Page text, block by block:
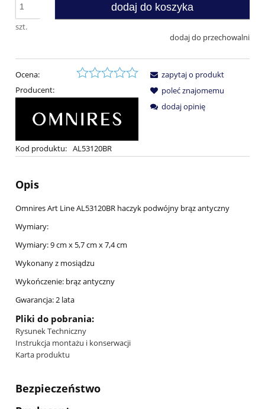
szt.
dodaj do koszyka
dodaj do przechowalni
Ocena:
Producent:
Kod produktu: AL53120BR
zapytaj o produkt
poleć znajomemu
dodaj opinię
Opis
Omnires Art Line AL53120BR haczyk podwójny brąz antyczny
Wymiary:
Wymiary: 9 cm x 5,7 cm x 7,4 cm
Wykonany z mosiądzu
Wykończenie: brąz antyczny
Gwarancja: 2 lata
Pliki do pobrania:
Rysunek Techniczny
Instrukcja montażu i konserwacji
Karta produktu
Bezpieczeństwo